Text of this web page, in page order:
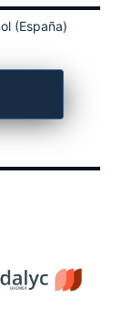
(España)